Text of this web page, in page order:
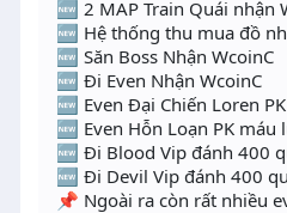
🆕 2 MAP Train Quái nhận
🆕 Hệ thống thu mua đồ
🆕 Săn Boss Nhận WcoinC
🆕 Đi Even Nhận WcoinC
🆕 Even Đại Chiến Loren
🆕 Even Hỗn Loạn PK máu
🆕 Đi Blood Vip đánh 400
🆕 Đi Devil Vip đánh 400
📌 Ngoài ra còn rất nhiều